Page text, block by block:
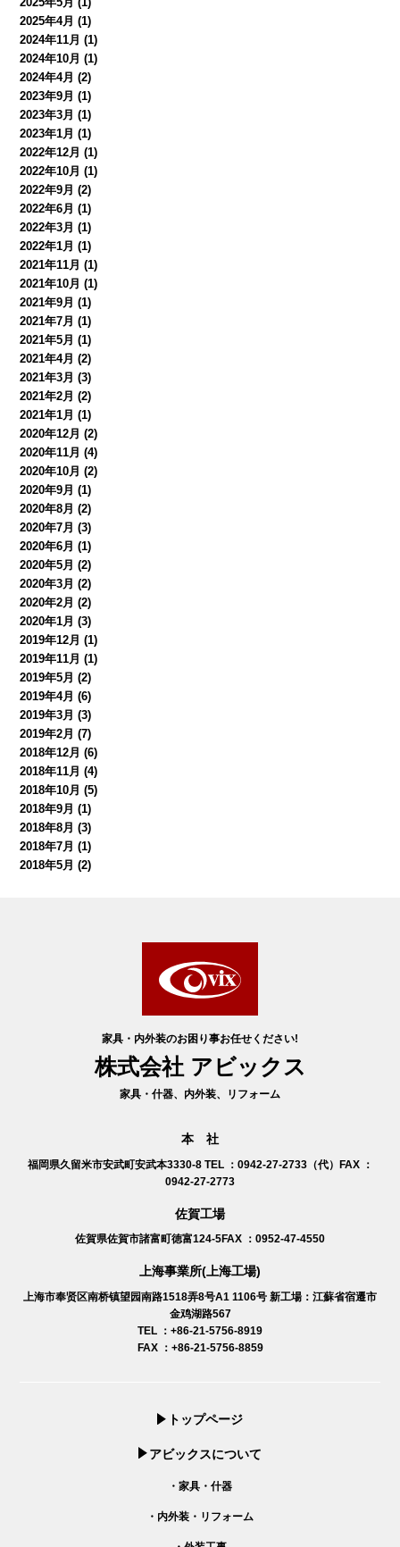
2025年4月 (1)
2024年11月 (1)
2024年10月 (1)
2024年4月 (2)
2023年9月 (1)
2023年3月 (1)
2023年1月 (1)
2022年12月 (1)
2022年10月 (1)
2022年9月 (2)
2022年6月 (1)
2022年3月 (1)
2022年1月 (1)
2021年11月 (1)
2021年10月 (1)
2021年9月 (1)
2021年7月 (1)
2021年5月 (1)
2021年4月 (2)
2021年3月 (3)
2021年2月 (2)
2021年1月 (1)
2020年12月 (2)
2020年11月 (4)
2020年10月 (2)
2020年9月 (1)
2020年8月 (2)
2020年7月 (3)
2020年6月 (1)
2020年5月 (2)
2020年3月 (2)
2020年2月 (2)
2020年1月 (3)
2019年12月 (1)
2019年11月 (1)
2019年5月 (2)
2019年4月 (6)
2019年3月 (3)
2019年2月 (7)
2018年12月 (6)
2018年11月 (4)
2018年10月 (5)
2018年9月 (1)
2018年8月 (3)
2018年7月 (1)
2018年5月 (2)
家具・内外装のお困り事お任せください!
株式会社 アビックス
家具・什器、内外装、リフォーム
本 社
福岡県久留米市安武町安武本3330-8 TEL ：0942-27-2733（代）FAX ：
0942-27-2773
佐賀工場
佐賀県佐賀市諸富町徳富124-5FAX ：0952-47-4550
上海事業所(上海工場)
上海市奉贤区南桥镇望园南路1518弄8号A1 1106号 新工場：江蘇省宿遷市
金鸡湖路567
TEL ：+86-21-5756-8919
FAX ：+86-21-5756-8859
トップページ
アビックスについて
・家具・什器
・内外装・リフォーム